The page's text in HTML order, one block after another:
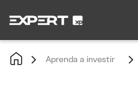
Aprenda a investir